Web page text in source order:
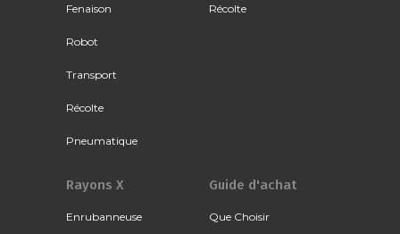
Fenaison
Robot
Transport
Récolte
Pneumatique
Récolte
Rayons X
Enrubanneuse
Guide d'achat
Que Choisir